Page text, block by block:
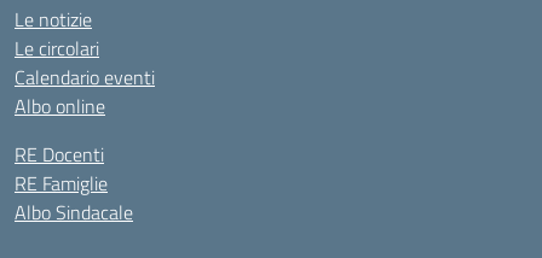
Le notizie
Le circolari
Calendario eventi
Albo online
RE Docenti
RE Famiglie
Albo Sindacale